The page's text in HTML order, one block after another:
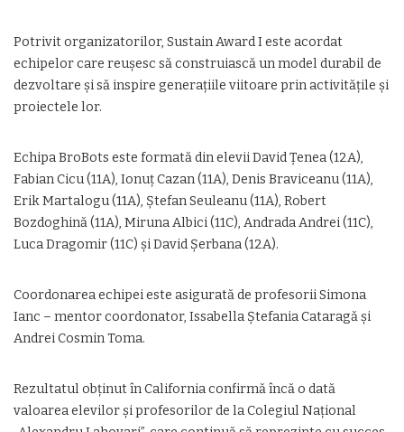
Potrivit organizatorilor, Sustain Award I este acordat
echipelor care reușesc să construiască un model durabil de
dezvoltare și să inspire generațiile viitoare prin activitățile și
proiectele lor.
Echipa BroBots este formată din elevii David Țenea (12A),
Fabian Cicu (11A), Ionuț Cazan (11A), Denis Braviceanu (11A),
Erik Martalogu (11A), Ștefan Seuleanu (11A), Robert
Bozdoghină (11A), Miruna Albici (11C), Andrada Andrei (11C),
Luca Dragomir (11C) și David Șerbana (12A).
Coordonarea echipei este asigurată de profesorii Simona
Ianc – mentor coordonator, Issabella Ștefania Cataragă și
Andrei Cosmin Toma.
Rezultatul obținut în California confirmă încă o dată
valoarea elevilor și profesorilor de la Colegiul Național